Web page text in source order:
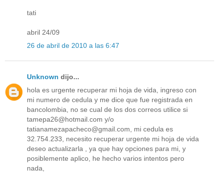
tati
abril 24/09
26 de abril de 2010 a las 6:47
Unknown dijo...
hola es urgente recuperar mi hoja de vida, ingreso con
mi numero de cedula y me dice que fue registrada en
bancolombia, no se cual de los dos correos utilice si
tamepa26@hotmail.com y/o
tatianamezapacheco@gmail.com, mi cedula es
32.754.233, necesito recuperar urgente mi hoja de vida
deseo actualizarla , ya que hay opciones para mi, y
posiblemente aplico, he hecho varios intentos pero
nada,